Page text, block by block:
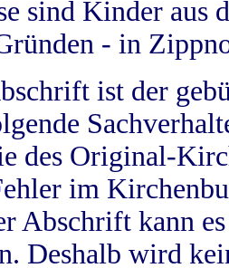
sind Kinder aus
- in
ist der
des Original-
im
Abschrift kann
Deshalb wird